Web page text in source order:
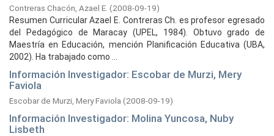
Contreras Chacón, Azael E. (2008-09-19)
Resumen Curricular Azael E. Contreras Ch. es profesor egresado
del Pedagógico de Maracay (UPEL, 1984). Obtuvo grado de
Maestría en Educación, mención Planificación Educativa (UBA,
2002). Ha trabajado como ...
Información Investigador: Escobar de Murzi, Mery
Faviola
Escobar de Murzi, Mery Faviola (2008-09-19)
Información Investigador: Molina Yuncosa, Nuby
Lisbeth